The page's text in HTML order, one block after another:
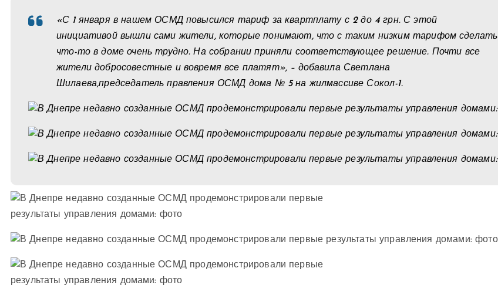
«С 1 января в нашем ОСМД повысился тариф за квартплату с 2 до 4 грн. С этой
инициативой вышли сами жители, которые понимают, что с таким низким тарифом сделать
что-то в доме очень трудно. На собрании приняли соответствующее решение. Почти все
жители добросовестные и вовремя все платят», – добавила Светлана
Шилаева,председатель правления ОСМД дома № 5 на жилмассиве Сокол-1.